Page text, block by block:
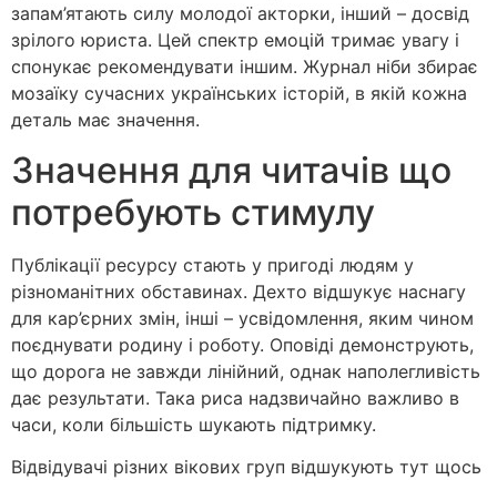
запам’ятають силу молодої акторки, інший – досвід
зрілого юриста. Цей спектр емоцій тримає увагу і
спонукає рекомендувати іншим. Журнал ніби збирає
мозаїку сучасних українських історій, в якій кожна
деталь має значення.
Значення для читачів що
потребують стимулу
Публікації ресурсу стають у пригоді людям у
різноманітних обставинах. Дехто відшукує наснагу
для кар’єрних змін, інші – усвідомлення, яким чином
поєднувати родину і роботу. Оповіді демонструють,
що дорога не завжди лінійний, однак наполегливість
дає результати. Така риса надзвичайно важливо в
часи, коли більшість шукають підтримку.
Відвідувачі різних вікових груп відшукують тут щось